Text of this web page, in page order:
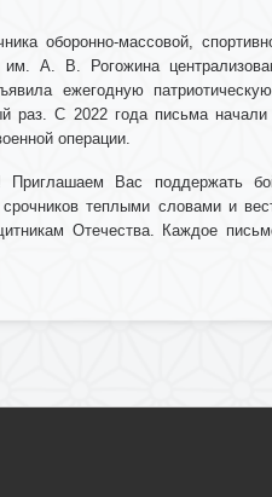
оборонно-массовой,
им. А. В. Рогожина
ежегодную
раз. С 2022 года письма
операции.
Приглашаем Вас поддержать
теплыми словами и
Отечества. Каждое